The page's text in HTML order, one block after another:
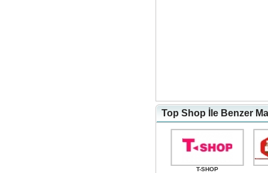
Top Shop İle Benzer
T-SHOP